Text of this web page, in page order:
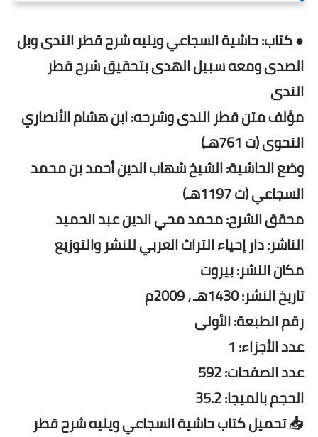
● كتاب: حاشية السجاعي ويليه شرح قطر الندى وبل
الصدى ومعه سبيل الهدى بتحقيق شرح قطر
الندى
مؤلف متن قطر الندى وشرحه: ابن هشام الأنصاري
النحوى (ت 761هـ)
وضع الحاشية: الشيخ شهاب الدين أحمد بن محمد
السجاعي (ت 1197هـ)
محقق الشرح: محمد محي الدين عبد الحميد
الناشر: دار إحياء التراث العربي للنشر والتوزيع
مكان النشر: بيروت
تاريخ النشر: 1430هـ ، 2009م
رقم الطبعة: الأولى
عدد الأجزاء: 1
عدد الصفحات: 592
الحجم بالميجا: 35.2
📥 تحميل كتاب حاشية السجاعي ويليه شرح قطر